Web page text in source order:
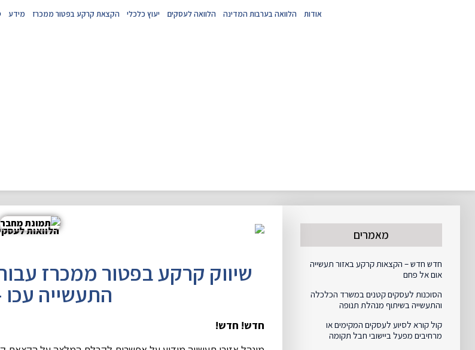
אודות הלוואה בערבות המדינה הלוואה לעסקים יעוץ כלכלי הקצאת קרקע בפטור ממכרז מידע
מאמרים
חדש חדש – הקצאות קרקע באזור תעשייה
אום אל פחם
הסוכנות לעסקים קטנים במשרד הכלכלה
והתעשייה בשיתוף מנהלת תנופה
קול קורא לסיוע לעסקים המקימים או
מרחיבים מפעל ביישובי חבל תקומה
שיווק קרקע בפטור ממכרז
התעשייה
חדש! חדש!